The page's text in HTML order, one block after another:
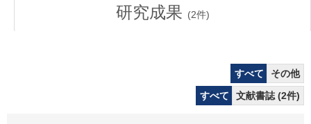
研究成果 (2件)
すべて
その他
すべて
文献書誌 (2件)